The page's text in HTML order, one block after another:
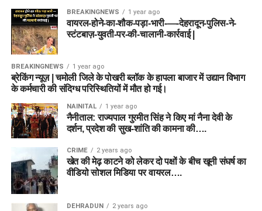
BREAKINGNEWS 1 year ago
वायरल-होने-का-शौक-पड़ा-भारी-—-देहरादून-पुलिस-ने-
स्टंटबाज़-युवती-पर-की-चालानी-कार्रवाई |
BREAKINGNEWS 1 year ago
ब्रेकिंग न्यूज़ | चमोली जिले के पोखरी ब्लॉक के हापला बाजार में उद्यान विभाग
के कर्मचारी की संदिग्ध परिस्थितियों में मौत हो गई।
NAINITAL 1 year ago
नैनीताल: राज्यपाल गुरमीत सिंह ने किए मां नैना देवी के
दर्शन, प्रदेश की सुख-शांति की कामना की….
CRIME 2 years ago
खेत की मेढ़ काटने को लेकर दो पक्षों के बीच खूनी संघर्ष का
वीडियो सोशल मिडिया पर वायरल….
DEHRADUN 2 years ago